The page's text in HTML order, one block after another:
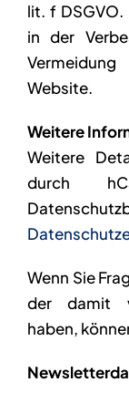
lit. f
in der
Website.
Weitere
Weitere
durch
Wenn Sie
der damit
haben,